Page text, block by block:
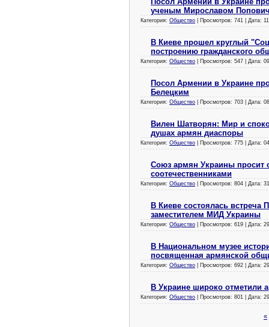
ученым Мирославом
Категория: Общество | Просмотров: 741 | Дата:
В Киеве прошел круглый
построению гражданского
Категория: Общество | Просмотров: 547 | Дата:
Посол Армении в Украине
Белецким
Категория: Общество | Просмотров: 703 | Дата:
Вилен Шатворян: Мир и
душах армян диаспоры
Категория: Общество | Просмотров: 775 | Дата:
Союз армян Украины просит
соотечественниками
Категория: Общество | Просмотров: 804 | Дата:
В Киеве состоялась
заместителем МИД Украины
Категория: Общество | Просмотров: 619 | Дата:
В Национальном музее
посвященная армянской
Категория: Общество | Просмотров: 692 | Дата:
В Украине широко отметили
Категория: Общество | Просмотров: 801 | Дата:
«